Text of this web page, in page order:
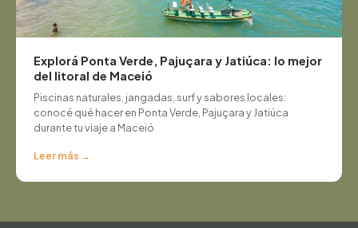
Explorá Ponta Verde, Pajuçara y Jatiúca: lo mejor
del litoral de Maceió
Piscinas naturales, jangadas, surf y sabores locales:
conocé qué hacer en Ponta Verde, Pajuçara y Jatiúca
durante tu viaje a Maceió
Leer más →